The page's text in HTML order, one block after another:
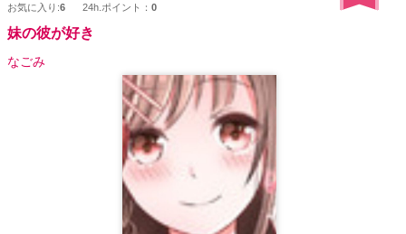
お気に入り:6 24h.ポイント： 0
妹の彼が好き
なごみ